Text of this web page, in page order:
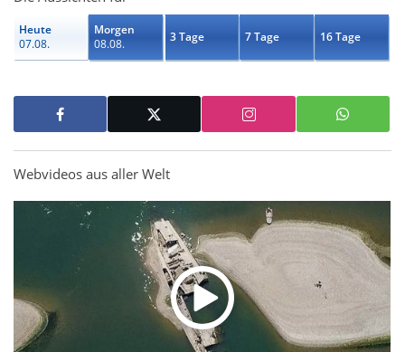
Heute
07.08.
Morgen
08.08.
3 Tage 7 Tage 16 Tage
Webvideos aus aller Welt